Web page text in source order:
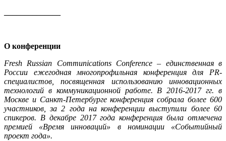
О конференции
Fresh Russian Communications Conference – единственная в
России ежегодная многопрофильная конференция для PR-
специалистов, посвященная использованию инновационных
технологий в коммуникационной работе. В 2016-2017 гг. в
Москве и Санкт-Петербурге конференция собрала более 600
участников, за 2 года на конференции выступили более 60
спикеров. В декабре 2017 года конференция была отмечена
премией «Время инноваций» в номинации «Событийный
проект года».